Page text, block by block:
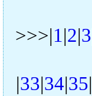
>>>|1|2|3
|33|34|35|